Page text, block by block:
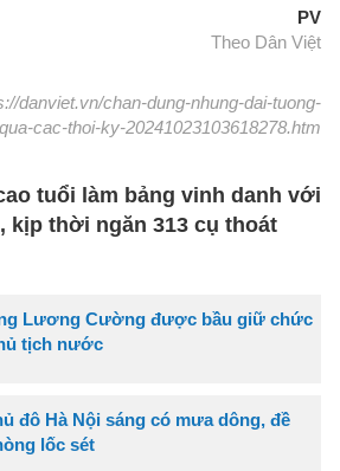
PV
Theo Dân Việt
danviet.vn/chan-dung-nhung-dai-tuong-
cac-thoi-ky-20241023103618278.htm
tuổi làm bảng vinh danh với
kịp thời ngăn 313 cụ thoát
Lương Cường được bầu giữ chức
tịch nước
đô Hà Nội sáng có mưa dông, đề
lốc sét